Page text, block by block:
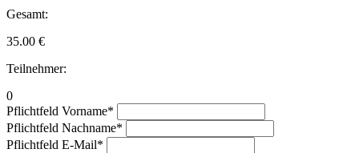
Gesamt:
35.00 €
Teilnehmer:
0
Pflichtfeld Vorname*
Pflichtfeld Nachname*
Pflichtfeld E-Mail*